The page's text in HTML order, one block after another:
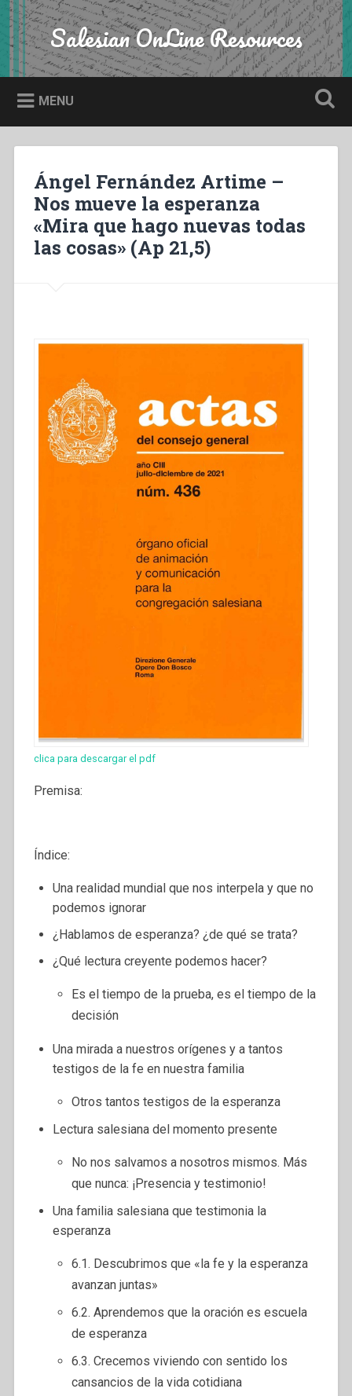
Skip
to
content
Search Salesian OnLine Resources
MENU
Ángel Fernández Artime –
Nos mueve la esperanza
«Mira que hago nuevas todas
las cosas» (Ap 21,5)
clica para descargar el pdf
Premisa:
Índice:
Una realidad mundial que nos interpela y que no
podemos ignorar
¿Hablamos de esperanza? ¿de qué se trata?
¿Qué lectura creyente podemos hacer?
Es el tiempo de la prueba, es el tiempo de la
decisión
Una mirada a nuestros orígenes y a tantos
testigos de la fe en nuestra familia
Otros tantos testigos de la esperanza
Lectura salesiana del momento presente
No nos salvamos a nosotros mismos. Más
que nunca: ¡Presencia y testimonio!
Una familia salesiana que testimonia la
esperanza
6.1. Descubrimos que «la fe y la esperanza
avanzan juntas»
6.2. Aprendemos que la oración es escuela
de esperanza
6.3. Crecemos viviendo con sentido los
cansancios de la vida cotidiana